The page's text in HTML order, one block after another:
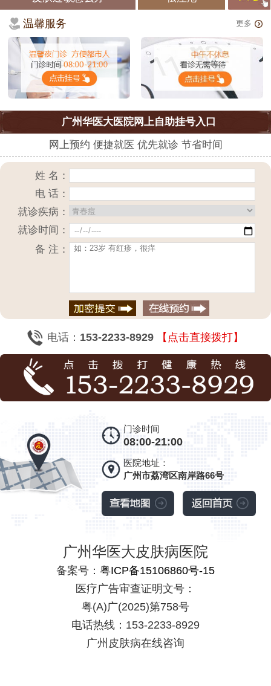
温馨服务 更多
广州华医大医院网上自助挂号入口
网上预约 便捷就医 优先就诊 节省时间
姓 名：
电 话：
就诊疾病：
就诊时间：
备 注：
电话： 153-2233-8929 【点击直接拨打】
门诊时间
08:00-21:00
医院地址：
广州市荔湾区南岸路66号
广州华医大皮肤病医院
备案号： 粤ICP备15106860号-15
医疗广告审查证明文号：
粤(A)广(2025)第758号
电话热线：153-2233-8929
广州皮肤病在线咨询